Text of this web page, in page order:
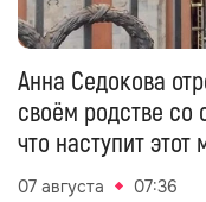
Анна Седокова
своём родстве со
что наступит этот
07 августа 07:36